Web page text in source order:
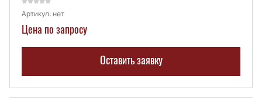
Артикул:нет
Цена по запросу
Оставить заявку